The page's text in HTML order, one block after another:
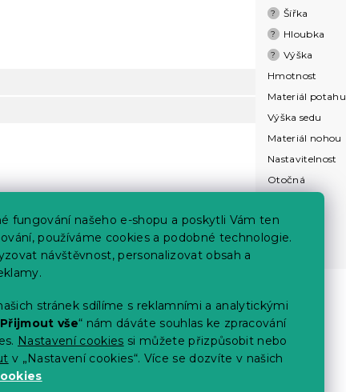
fungování našeho e-shopu a poskytli Vám ten
používáme cookies a podobné technologie.
návštěvnost, personalizovat obsah a
stránek sdílíme s reklamními a analytickými
Přijmout vše“ nám dáváte souhlas ke zpracování
Nastavení cookies si můžete přizpůsobit nebo
v „Nastavení cookies“. Více se dozvíte v našich
? Šířka
? Hloubka
? Výška
Hmotnost
Materiál potahu
Výška sedu
Materiál nohou
Nastavitelnost
Otočná
Potah
Typ nohou